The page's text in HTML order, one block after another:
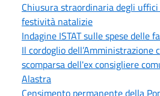
Chiusura straordinaria degli
festività natalizie
Indagine ISTAT sulle spese delle
Il cordoglio dell’Amministrazione
scomparsa dell'ex consigliere
Alastra
Censimento permanente della